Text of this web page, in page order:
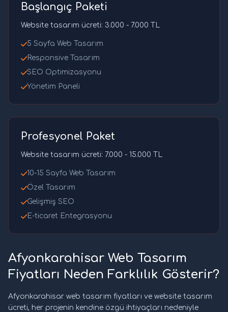
Başlangıç Paketi
Website tasarım ücreti: 3.000 - 7.000 TL
5 Sayfa Web Tasarım
Responsive Tasarım
SEO Optimizasyonu
Yönetim Paneli
Profesyonel Paket
Website tasarım ücreti: 7.000 - 15.000 TL
10-15 Sayfa Web Tasarım
Özel Tasarım
Gelişmiş SEO
E-ticaret Entegrasyonu
Afyonkarahisar Web Tasarım
Fiyatları Neden Farklılık Gösterir?
Afyonkarahisar web tasarım fiyatları ve website tasarım
ücreti, her projenin kendine özgü ihtiyaçları nedeniyle